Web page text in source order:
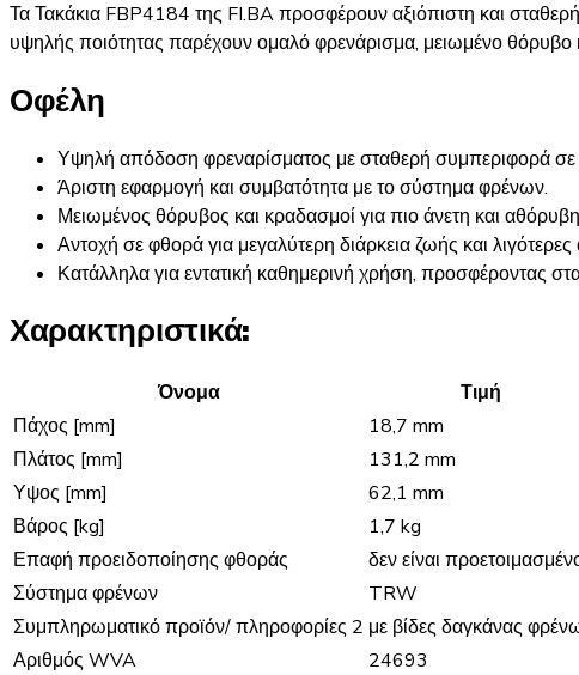
Τα Τακάκια FBP4184 της FI.BA προσφέρουν αξιόπιστη και
υψηλής ποιότητας παρέχουν ομαλό φρενάρισμα, μειωμένο
Οφέλη
Υψηλή απόδοση φρεναρίσματος με σταθερή συμπεριφορά σε
Άριστη εφαρμογή και συμβατότητα με το σύστημα φρένων.
Μειωμένος θόρυβος και κραδασμοί για πιο άνετη και
Αντοχή σε φθορά για μεγαλύτερη διάρκεια ζωής και
Κατάλληλα για εντατική καθημερινή χρήση, προσφέροντας
Χαρακτηριστικά:
Όνομα
Τιμή
Πάχος [mm]
18,7 mm
Πλάτος [mm]
131,2 mm
Υψος [mm]
62,1 mm
Βάρος [kg]
1,7 kg
Επαφή προειδοποίησης φθοράς
δεν είναι
Σύστημα φρένων
TRW
Συμπληρωματικό προϊόν/ πληροφορίες 2 με βίδες δαγκάνας
Αριθμός WVA
24693